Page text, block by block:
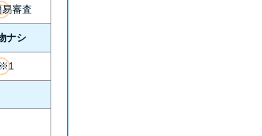
でもお金を借りるには？3つの判断基
法
ブラックでも審査に通る？ 自分がブ
審査
ナシ